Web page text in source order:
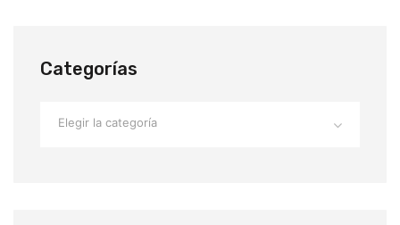
Categorías
Elegir la categoría